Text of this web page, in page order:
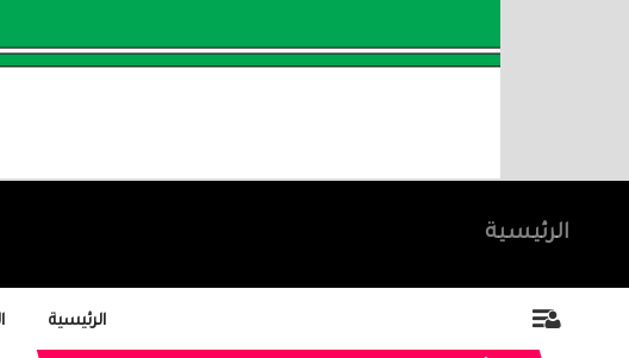
الرئيسية
الرئيسية